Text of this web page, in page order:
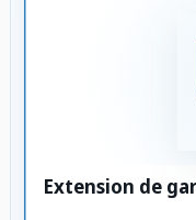
Extension de